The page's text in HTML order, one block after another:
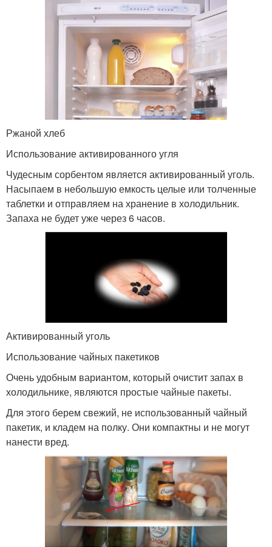
Ржаной хлеб
Использование активированного угля
Чудесным сорбентом является активированный уголь.
Насыпаем в небольшую емкость целые или толченные
таблетки и отправляем на хранение в холодильник.
Запаха не будет уже через 6 часов.
Активированный уголь
Использование чайных пакетиков
Очень удобным вариантом, который очистит запах в
холодильнике, являются простые чайные пакеты.
Для этого берем свежий, не использованный чайный
пакетик, и кладем на полку. Они компактны и не могут
нанести вред.